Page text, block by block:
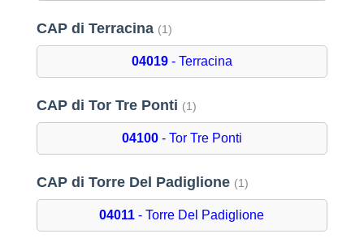
CAP di Terracina (1)
04019- Terracina
CAP di Tor Tre Ponti (1)
04100- Tor Tre Ponti
CAP di Torre Del Padiglione (1)
04011 - Torre Del Padiglione